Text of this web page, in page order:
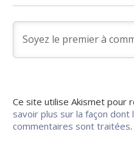
Ce site utilise Akismet pour
savoir plus sur la façon
commentaires sont traitées.